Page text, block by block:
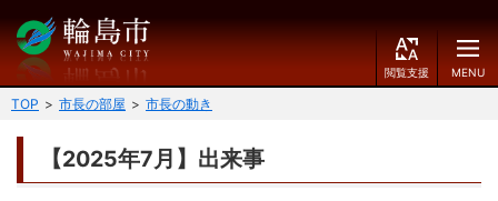
閲
覧
E
文字の大きさ
くらしのガイド
TOP 市長の部屋 市長の動き
【2025年7月】出来事